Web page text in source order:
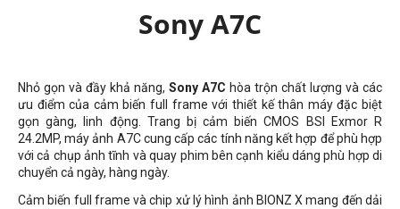
Sony A7C
Nhỏ gọn và đầy khả năng, Sony A7C hòa trộn chất lượng và các
ưu điểm của cảm biến full frame với thiết kế thân máy đặc biệt
gọn gàng, linh động. Trang bị cảm biến CMOS BSI Exmor R
24.2MP, máy ảnh A7C cung cấp các tính năng kết hợp để phù hợp
với cả chụp ảnh tĩnh và quay phim bên cạnh kiểu dáng phù hợp di
chuyển cả ngày, hàng ngày.
Cảm biến full frame và chip xử lý hình ảnh BIONZ X mang đến dải